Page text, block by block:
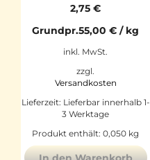
2,75€
Grundpr.55,00€ / kg
inkl. MwSt.
zzgl.
Versandkosten
Lieferzeit: Lieferbar innerhalb 1-
3 Werktage
Produkt enthält: 0,050 kg